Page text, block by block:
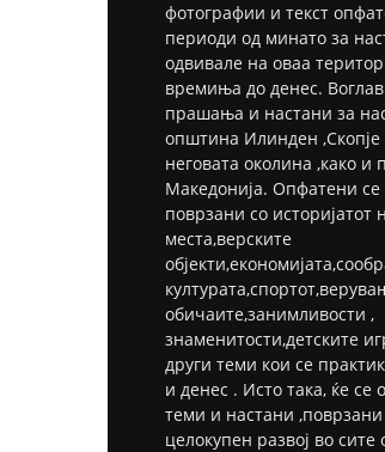
фотографии и текст
периоди од минато за
одвивале на оваа
времиња до денес.
прашања и настани за
општина Илинден ,Скопје
неговата околина ,како и
Македонија. Опфатени
поврзани со историјатот
места,верските
обичаите,занимливости ,
знаменитости,детските
други теми кои се
и денес . Исто така, ќе се
теми и настани
целокупен развој во сите